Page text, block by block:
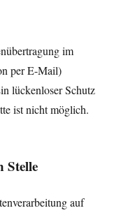
im
per E-Mail)
lückenloser Schutz
ist nicht möglich.
Stelle
auf